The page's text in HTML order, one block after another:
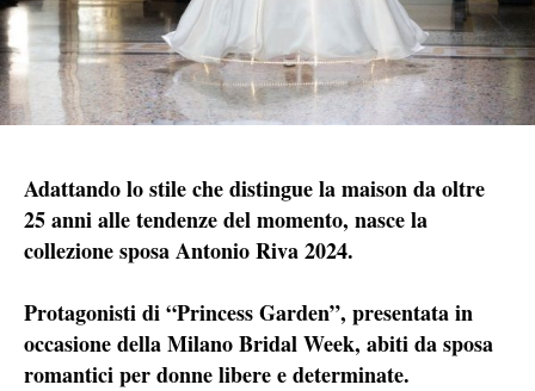
Adattando lo stile che distingue la maison da oltre
25 anni alle tendenze del momento, nasce la
collezione sposa Antonio Riva 2024.
Protagonisti di “Princess Garden”, presentata in
occasione della Milano Bridal Week, abiti da sposa
romantici per donne libere e determinate.